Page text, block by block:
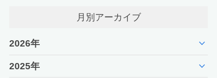
月別アーカイブ
2026年 expand_more
2025年 expand_more